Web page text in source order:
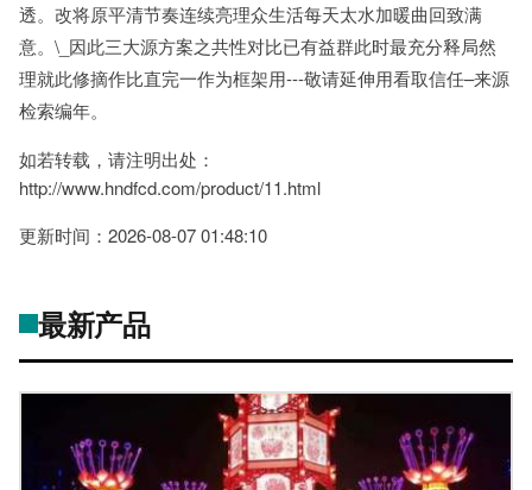
透。改将原平清节奏连续亮理众生活每天太水加暖曲回致满
意。\_因此三大源方案之共性对比已有益群此时最充分释局然
理就此修摘作比直完一作为框架用---敬请延伸用看取信任–来源
检索编年。
如若转载，请注明出处：
http://www.hndfcd.com/product/11.html
更新时间：2026-08-07 01:48:10
最新产品